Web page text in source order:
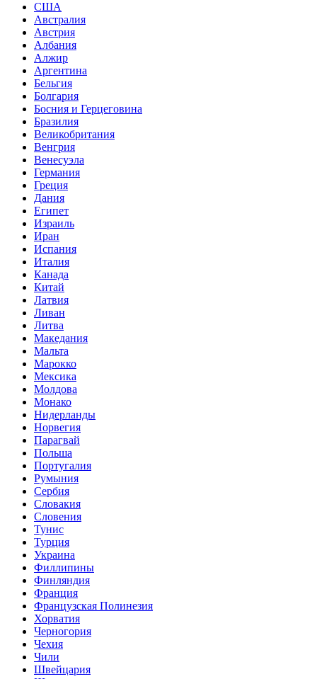
США
Австралия
Австрия
Албания
Алжир
Аргентина
Бельгия
Болгария
Босния и Герцеговина
Бразилия
Великобритания
Венгрия
Венесуэла
Германия
Греция
Дания
Египет
Израиль
Иран
Испания
Италия
Канада
Китай
Латвия
Ливан
Литва
Македания
Мальта
Марокко
Мексика
Молдова
Монако
Нидерланды
Норвегия
Парагвай
Польша
Португалия
Румыния
Сербия
Словакия
Словения
Тунис
Турция
Украина
Филлипины
Финляндия
Франция
Французская Полинезия
Хорватия
Черногория
Чехия
Чили
Швейцария